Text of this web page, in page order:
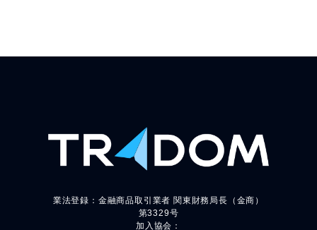
業法登録：金融商品取引業者 関東財務局長（金商）
第3329号
加入協会：